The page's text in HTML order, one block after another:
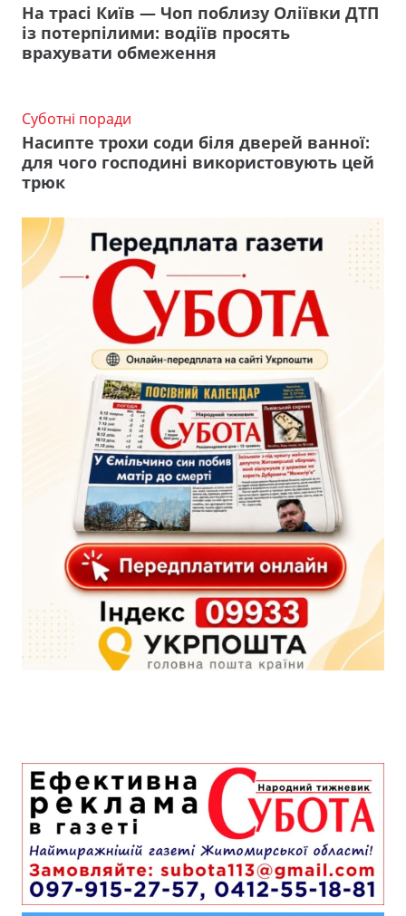
На трасі Київ — Чоп поблизу Оліївки ДТП
із потерпілими: водіїв просять
врахувати обмеження
Суботні поради
Насипте трохи соди біля дверей ванної:
для чого господині використовують цей
трюк